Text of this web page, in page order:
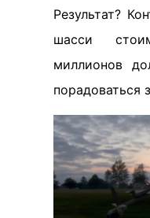
Результат?
шасси
миллионов
порадоваться